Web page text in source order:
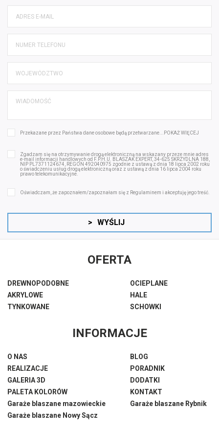
Przekazane przez Państwa dane osobowe będą przetwarzane... POKAŻ WIĘCEJ
Zgadzam się na otrzymywanie drogą elektroniczną na wskazany przeze mnie adres
e-mail informacji handlowych od F.P.H.U. BLASZAK EXPERT, 34-625 SKRZYDLNA 188,
NIP PL7371124674, REGON 492040975 zgodnie z ustawą z dnia 18 lipca 2002 roku
o świadczeniu usług drogą elektroniczną oraz z ustawą z dnia 16 lipca 2004 roku
prawo telekomunikacyjne.
Oświadczam, że zapoznałem/zapoznałam się z Regulaminem i akceptuję jego treść.
> WYŚLIJ
OFERTA
DREWNOPODOBNE
OCIEPLANE
AKRYLOWE
HALE
TYNKOWANE
SCHOWKI
INFORMACJE
O NAS
BLOG
REALIZACJE
PORADNIK
GALERIA 3D
DODATKI
PALETA KOLORÓW
KONTAKT
Garaże blaszane mazowieckie
Garaże blaszane Rybnik
Garaże blaszane Nowy Sącz